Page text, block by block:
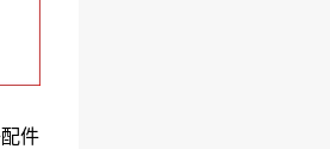
件